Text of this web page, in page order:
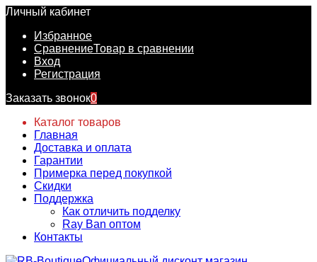
Личный кабинет
Избранное
СравнениеТовар в сравнении
Вход
Регистрация
Заказать звонок0
Каталог товаров
Главная
Доставка и оплата
Гарантии
Примерка перед покупкой
Скидки
Поддержка
Как отличить подделку
Ray Ban оптом
Контакты